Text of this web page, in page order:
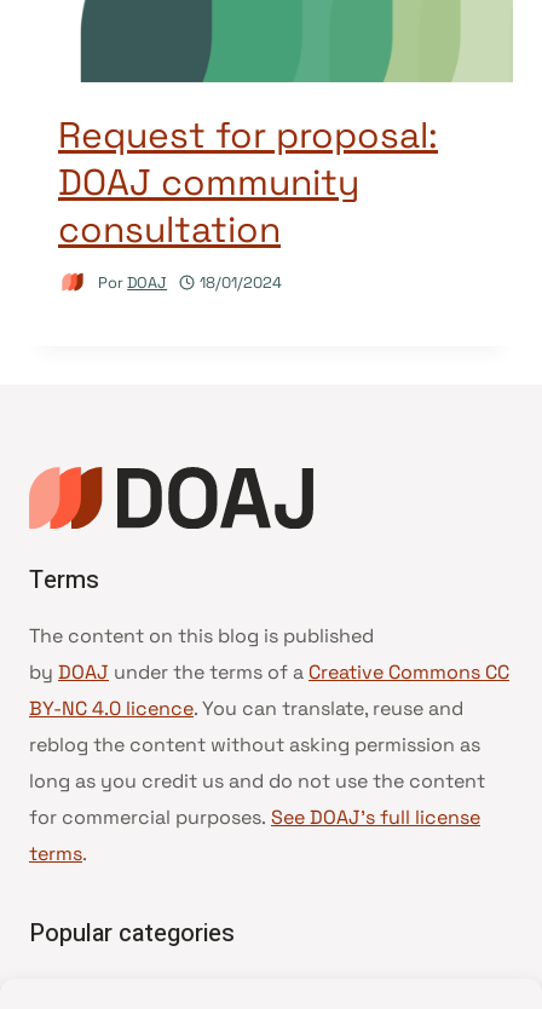
Request for proposal:
DOAJ community
consultation
PorDOAJ 18/01/2024
Terms
The content on this blog is published
by DOAJ under the terms of a Creative Commons CC
BY-NC 4.0 licence. You can translate, reuse and
reblog the content without asking permission as
long as you credit us and do not use the content
for commercial purposes. See DOAJ’s full license
terms.
Popular categories